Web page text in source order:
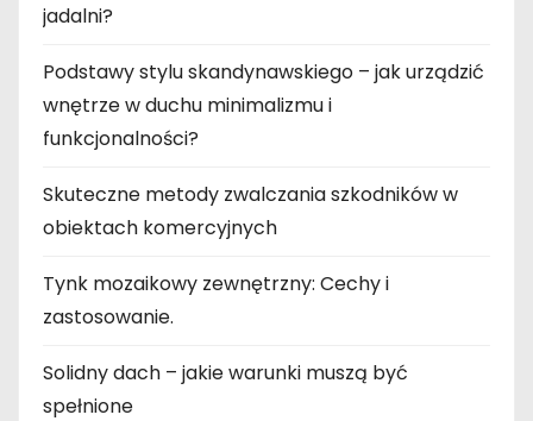
jadalni?
Podstawy stylu skandynawskiego – jak urządzić
wnętrze w duchu minimalizmu i
funkcjonalności?
Skuteczne metody zwalczania szkodników w
obiektach komercyjnych
Tynk mozaikowy zewnętrzny: Cechy i
zastosowanie.
Solidny dach – jakie warunki muszą być
spełnione